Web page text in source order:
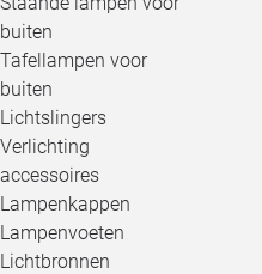
buiten
Tafellampen voor
buiten
Lichtslingers
Verlichting
accessoires
Lampenkappen
Lampenvoeten
Lichtbronnen